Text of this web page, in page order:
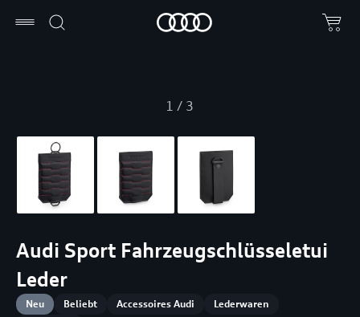
1 / 3
Audi Sport Fahrzeugschlüsseletui
Leder
Neu Beliebt Accessoires Audi
Lederwaren